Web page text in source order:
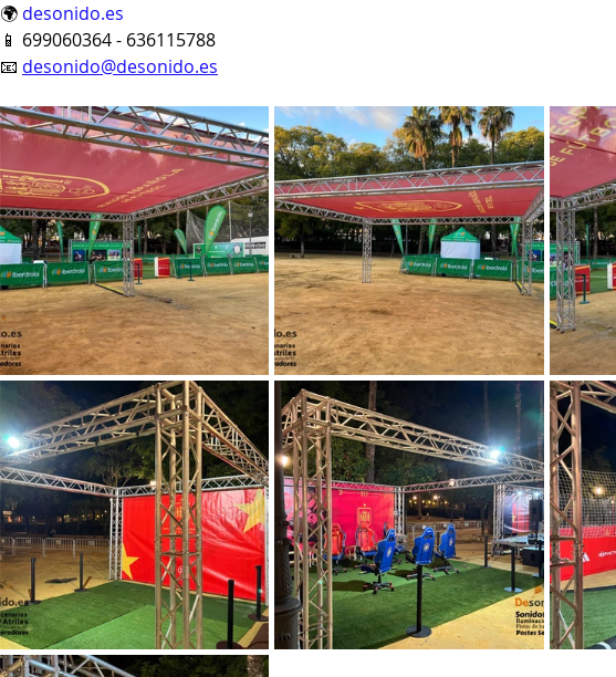
🌍 desonido.es
📱 699060364 - 636115788
📧 desonido@desonido.es